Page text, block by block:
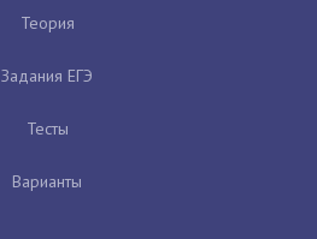
Теория
Задания ЕГЭ
Тесты
Варианты